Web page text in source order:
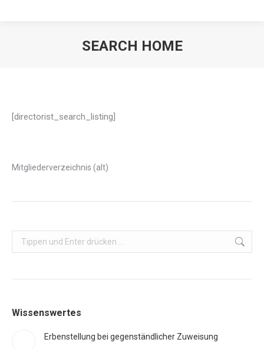
SEARCH HOME
[directorist_search_listing]
Mitgliederverzeichnis (alt)
Search:
Wissenswertes
Erbenstellung bei gegenständlicher Zuweisung